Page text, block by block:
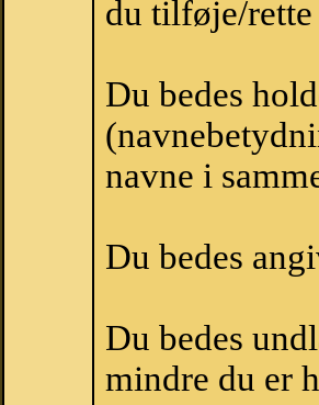
du tilføje/
Du bedes
navne i
Du bedes
Du bedes
mindre du er